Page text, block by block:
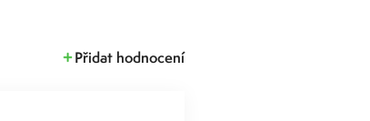
Přidat hodnocení